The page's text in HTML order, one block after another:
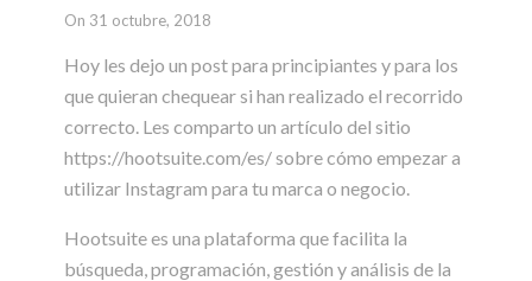
On 31 octubre, 2018
Hoy les dejo un post para principiantes y para los
que quieran chequear si han realizado el recorrido
correcto. Les comparto un artículo del sitio
https://hootsuite.com/es/ sobre cómo empezar a
utilizar Instagram para tu marca o negocio.
Hootsuite es una plataforma que facilita la
búsqueda, programación, gestión y análisis de la